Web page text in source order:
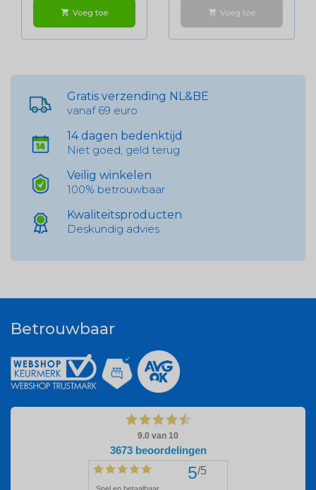
shopping_cart Voeg toe shopping_cart Voeg toe
Gratis verzending NL&BE
vanaf 69 euro
14 dagen bedenktijd
Niet goed, geld terug
Veilig winkelen
100% betrouwbaar
Kwaliteitsproducten
Deskundig advies
Betrouwbaar